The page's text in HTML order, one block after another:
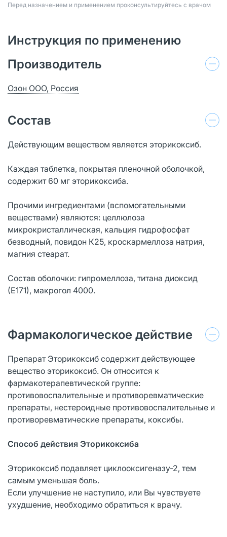
Перед назначением и применением проконсультируйтесь с врачом
Инструкция по применению
Производитель
Озон ООО, Россия
Состав
Действующим веществом является эторикоксиб.
Каждая таблетка, покрытая пленочной оболочкой,
содержит 60 мг эторикоксиба.
Прочими ингредиентами (вспомогательными
веществами) являются: целлюлоза
микрокристаллическая, кальция гидрофосфат
безводный, повидон К25, кроскармеллоза натрия,
магния стеарат.
Состав оболочки: гипромеллоза, титана диоксид
(Е171), макрогол 4000.
Фармакологическое действие
Препарат Эторикоксиб содержит действующее
вещество эторикоксиб. Он относится к
фармакотерапевтической группе:
противовоспалительные и противоревматические
препараты, нестероидные противовоспалительные и
противоревматические препараты, коксибы.
Способ действия Эторикоксиба
Эторикоксиб подавляет циклооксигеназу-2, тем
самым уменьшая боль.
Если улучшение не наступило, или Вы чувствуете
ухудшение, необходимо обратиться к врачу.